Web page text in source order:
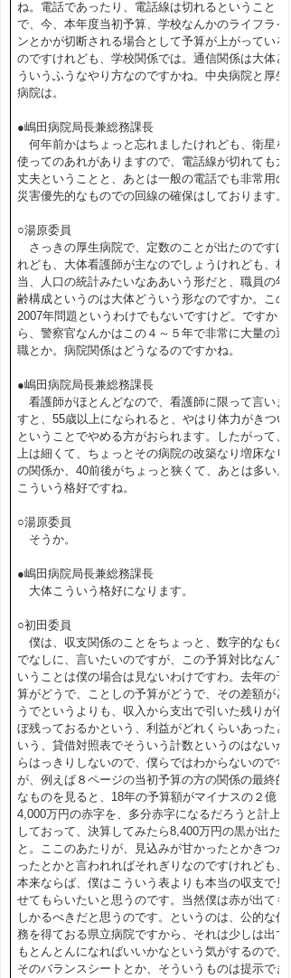
ね。電話であったり、電話線は切れるということ
で、今、本年度当初予算、学校なんかのライフライ
ンとかが切断される場合として予算が上がっている
のですけれども、学校関係では。通信関係は大体ど
ういうふうなやり方なのですかね。中央病院と厚生
病院は。
●嶋田病院局長兼総務課長
何年前かはちょっと忘れましたけれども、衛星を
使ってのあれがありますので、電話線が切れても大
丈夫ということと、あとは一般の電話でも非常用の
災害優先的なものでの回線の確保はしております。
○湯原委員
さっきの厚生病院で、定数のことが出たのですけ
れども、大体看護師が主なのでしょうけれども、相
当、人口の統計みたいなああいう形だと、職員の年
齢構成というのは大体どういう形なのですか。この
2007年問題というわけでもないですけど。ですか
ら、警察官なんかはこの４～５年で非常に大量の退
職とか。病院関係はどうなるのですかね。
●嶋田病院局長兼総務課長
看護師がほとんどなので、看護師に限って言いま
すと、55歳以上になられると、やはり体力がきつい
ということでやめる方がおられます。したがって、
上は細くて、ちょっとその病院の改築なり増床なり
の関係か、40前後がちょっと狭くて、あとは多い。
こういう格好ですね。
○湯原委員
そうか。
●嶋田病院局長兼総務課長
大体こういう格好になります。
○初田委員
僕は、収支関係のことをちょっと、数字的なもの
でなしに、言いたいのですが、この予算対比なんて
いうことは僕の場合は見ないわけですわ。去年の予
算がどうで、ことしの予算がどうで、その差額がど
うでというよりも、収入から支出で引いた残りが何
ぼ残っておるかという、利益がどれくらいあったと
いう、貸借対照表でそういう計数というのはないか
らはっきりしないので、僕らではわからないのです
が、例えば８ページの当初予算の方の関係の最終的
なものを見ると、18年の予算額がマイナスの２億
4,000万円の赤字を、多分赤字になるだろうと計上
しておって、決算してみたら8,400万円の黒が出た
と。ここのあたりが、見込みが甘かったとかきつか
ったとかと言われればそれぎりなのですけれども、
本来ならば、僕はこういう表よりも本当の収支で見
せてもらいたいと思うのです。当然僕は赤が出ても
しかるべきだと思うのです。というのは、公的な任
務を得ておる県立病院ですから、それは少しは出て
もとんとんになればいいかなという気がするので、
そのバランスシートとか、そういうものは提示でき